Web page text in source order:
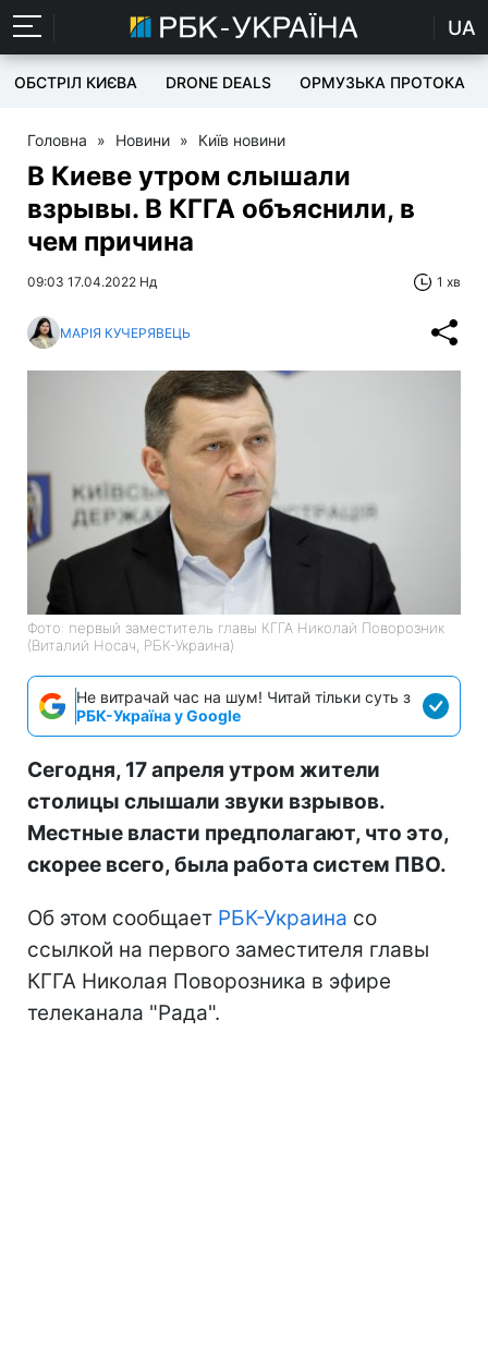
UA
ОБСТРІЛ КИЄВА DRONE DEALS ОРМУЗЬКА ПРОТОКА
Головна » Новини » Київ новини
В Киеве утром слышали
взрывы. В КГГА объяснили, в
чем причина
09:03 17.04.2022 Нд 1 хв
МАРІЯ КУЧЕРЯВЕЦЬ
Фото: первый заместитель главы КГГА Николай Поворозник
(Виталий Носач, РБК-Украина)
Не витрачай час на шум! Читай тільки суть з
РБК-Україна у Google
Сегодня, 17 апреля утром жители
столицы слышали звуки взрывов.
Местные власти предполагают, что это,
скорее всего, была работа систем ПВО.
Об этом сообщает РБК-Украина со
ссылкой на первого заместителя главы
КГГА Николая Поворозника в эфире
телеканала "Рада".